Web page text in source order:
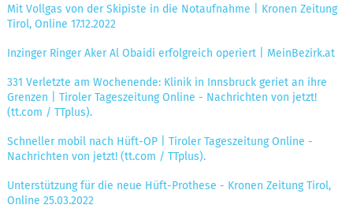
Mit Vollgas von der Skipiste in die Notaufnahme | Kronen Zeitung
Tirol, Online 17.12.2022
Inzinger Ringer Aker Al Obaidi erfolgreich operiert | MeinBezirk.at
331 Verletzte am Wochenende: Klinik in Innsbruck geriet an ihre
Grenzen | Tiroler Tageszeitung Online - Nachrichten von jetzt!
(tt.com / TTplus).
Schneller mobil nach Hüft-OP | Tiroler Tageszeitung Online -
Nachrichten von jetzt! (tt.com / TTplus).
Unterstützung für die neue Hüft-Prothese - Kronen Zeitung Tirol,
Online 25.03.2022